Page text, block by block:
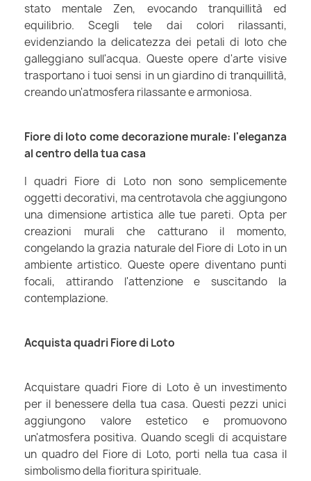
stato mentale Zen, evocando tranquillità ed
equilibrio. Scegli tele dai colori rilassanti,
evidenziando la delicatezza dei petali di loto che
galleggiano sull'acqua. Queste opere d'arte visive
trasportano i tuoi sensi in un giardino di tranquillità,
creando un'atmosfera rilassante e armoniosa.
Fiore di loto come decorazione murale: l'eleganza
al centro della tua casa
I quadri Fiore di Loto non sono semplicemente
oggetti decorativi, ma centrotavola che aggiungono
una dimensione artistica alle tue pareti. Opta per
creazioni murali che catturano il momento,
congelando la grazia naturale del Fiore di Loto in un
ambiente artistico. Queste opere diventano punti
focali, attirando l'attenzione e suscitando la
contemplazione.
Acquista quadri Fiore di Loto
Acquistare quadri Fiore di Loto è un investimento
per il benessere della tua casa. Questi pezzi unici
aggiungono valore estetico e promuovono
un'atmosfera positiva. Quando scegli di acquistare
un quadro del Fiore di Loto, porti nella tua casa il
simbolismo della fioritura spirituale.